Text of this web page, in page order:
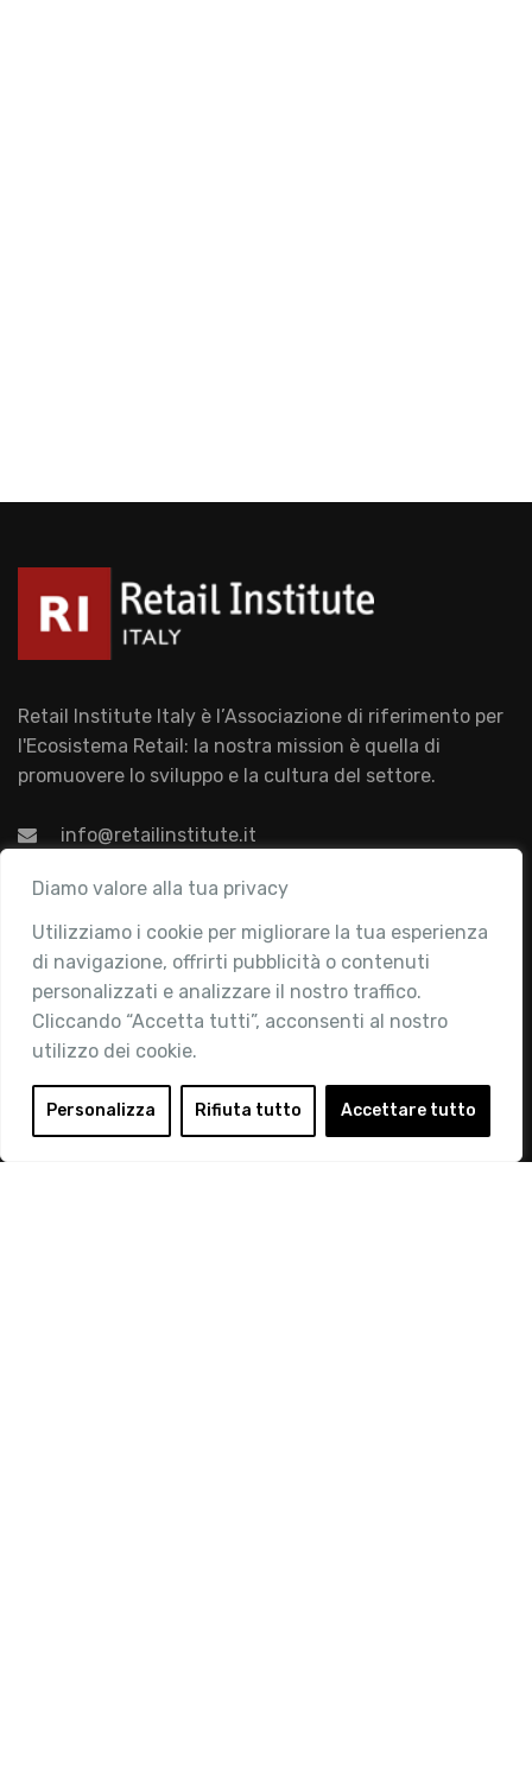
Diamo valore alla tua privacy
Utilizziamo i cookie per migliorare la tua esperienza
di navigazione, offrirti pubblicità o contenuti
personalizzati e analizzare il nostro traffico.
Cliccando “Accetta tutti”, acconsenti al nostro
utilizzo dei cookie.
Personalizza Rifiuta tutto Accettare tutto
Retail Institute Italy è l’Associazione di riferimento per
l'Ecosistema Retail: la nostra mission è quella di
promuovere lo sviluppo e la cultura del settore.
info@retailinstitute.it
Associazione
Chi siamo
Attività
Contatti
Area Riservata
Login
Diventa Socio